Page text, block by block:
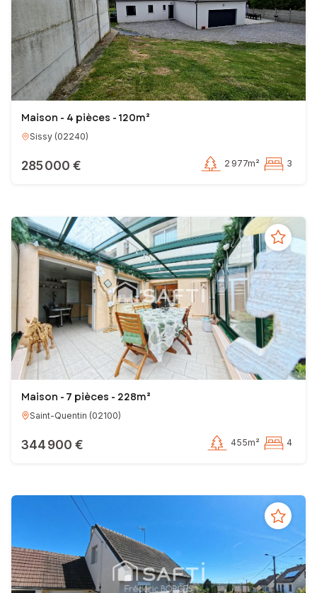
Maison - 4 pièces - 120m²
Sissy (02240)
285 000 € 2 977m² 3
Maison - 7 pièces - 228m²
Saint-Quentin (02100)
344 900 € 455m² 4